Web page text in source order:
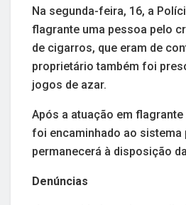
Na segunda-feira, 16, a
flagrante uma pessoa pelo
de cigarros, que eram de
proprietário também foi
jogos de azar.
Após a atuação em
foi encaminhado ao sistema
permanecerá à disposição
Denúncias